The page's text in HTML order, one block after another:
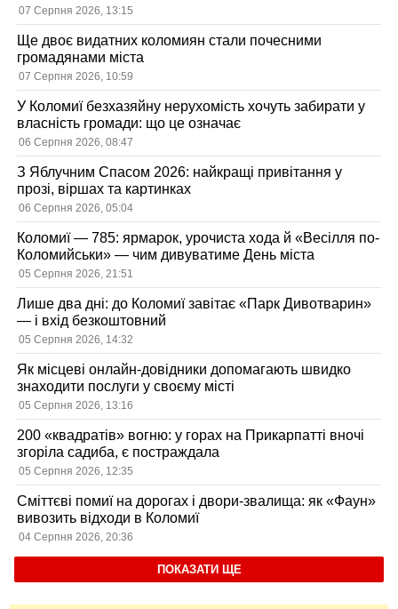
07 Серпня 2026, 13:15
Ще двоє видатних коломиян стали почесними
громадянами міста
07 Серпня 2026, 10:59
У Коломиї безхазяйну нерухомість хочуть забирати у
власність громади: що це означає
06 Серпня 2026, 08:47
З Яблучним Спасом 2026: найкращі привітання у
прозі, віршах та картинках
06 Серпня 2026, 05:04
Коломиї — 785: ярмарок, урочиста хода й «Весілля по-
Коломийськи» — чим дивуватиме День міста
05 Серпня 2026, 21:51
Лише два дні: до Коломиї завітає «Парк Дивотварин»
— і вхід безкоштовний
05 Серпня 2026, 14:32
Як місцеві онлайн-довідники допомагають швидко
знаходити послуги у своєму місті
05 Серпня 2026, 13:16
200 «квадратів» вогню: у горах на Прикарпатті вночі
згоріла садиба, є постраждала
05 Серпня 2026, 12:35
Сміттєві помиї на дорогах і двори-звалища: як «Фаун»
вивозить відходи в Коломиї
04 Серпня 2026, 20:36
ПОКАЗАТИ ЩЕ